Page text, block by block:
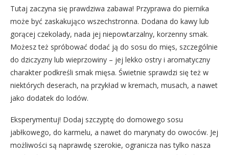
Tutaj zaczyna się prawdziwa zabawa! Przyprawa do piernika
może być zaskakująco wszechstronna. Dodana do kawy lub
gorącej czekolady, nada jej niepowtarzalny, korzenny smak.
Możesz też spróbować dodać ją do sosu do mięs, szczególnie
do dziczyzny lub wieprzowiny – jej lekko ostry i aromatyczny
charakter podkreśli smak mięsa. Świetnie sprawdzi się też w
niektórych deserach, na przykład w kremach, musach, a nawet
jako dodatek do lodów.
Eksperymentuj! Dodaj szczyptę do domowego sosu
jabłkowego, do karmelu, a nawet do marynaty do owoców. Jej
możliwości są naprawdę szerokie, ogranicza nas tylko nasza